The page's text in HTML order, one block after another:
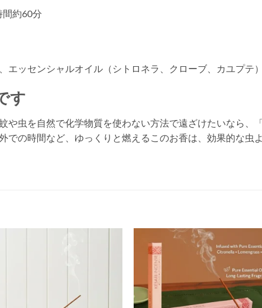
間約60分
エッセンシャルオイル（シトロネラ、クローブ、カユプテ）
す
や虫を自然で化学物質を使わない方法で遠ざけたいなら、
での時間など、ゆっくりと燃えるこのお香は、効果的な虫